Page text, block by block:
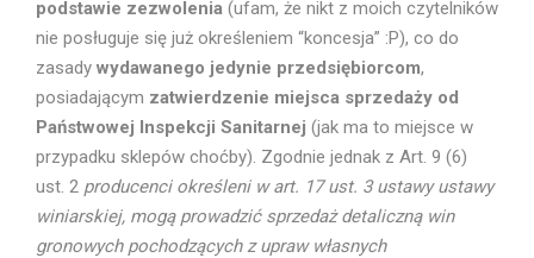
podstawie zezwolenia (ufam, że nikt z moich czytelników
nie posługuje się już określeniem “koncesja” :P), co do
zasady wydawanego jedynie przedsiębiorcom,
posiadającym zatwierdzenie miejsca sprzedaży od
Państwowej Inspekcji Sanitarnej (jak ma to miejsce w
przypadku sklepów choćby). Zgodnie jednak z Art. 9 (6)
ust. 2 producenci określeni w art. 17 ust. 3 ustawy ustawy
winiarskiej, mogą prowadzić sprzedaż detaliczną win
gronowych pochodzących z upraw własnych